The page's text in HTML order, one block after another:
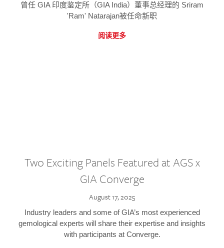
曾任 GIA 印度鉴定所（GIA India）董事总经理的 Sriram
'Ram' Natarajan被任命新职
阅读更多
Two Exciting Panels Featured at AGS x
GIA Converge
August 17, 2025
Industry leaders and some of GIA’s most experienced
gemological experts will share their expertise and insights
with participants at Converge.